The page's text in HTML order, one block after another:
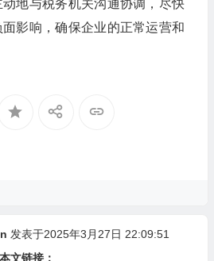
地与税务机关沟通协调，尽快
影响，确保企业的正常运营和
发表于2025年3月27日 22:09:51
文链接：